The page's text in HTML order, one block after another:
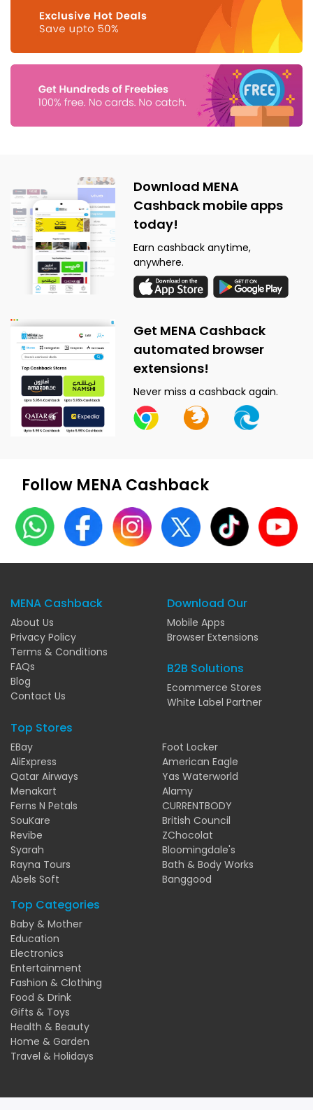
Download MENA
Cashback mobile apps
today!
Earn cashback anytime,
anywhere.
Get MENA Cashback
automated browser
extensions!
Never miss a cashback again.
Follow MENA Cashback
MENA Cashback
About Us
Privacy Policy
Terms & Conditions
FAQs
Blog
Contact Us
Download Our
Mobile Apps
Browser Extensions
B2B Solutions
Ecommerce Stores
White Label Partner
Top Stores
EBay
AliExpress
Qatar Airways
Menakart
Ferns N Petals
SouKare
Revibe
Syarah
Rayna Tours
Abels Soft
Foot Locker
American Eagle
Yas Waterworld
Alamy
CURRENTBODY
British Council
ZChocolat
Bloomingdale's
Bath & Body Works
Banggood
Top Categories
Baby & Mother
Education
Electronics
Entertainment
Fashion & Clothing
Food & Drink
Gifts & Toys
Health & Beauty
Home & Garden
Travel & Holidays